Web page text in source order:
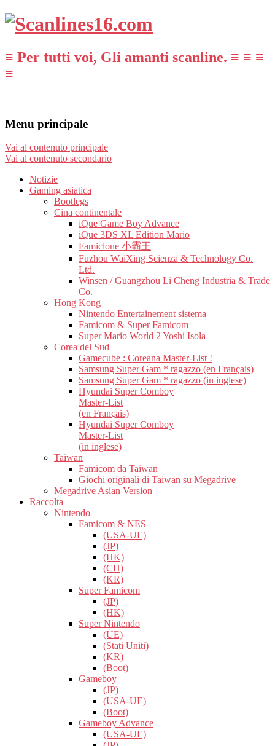
≡ Per tutti voi, Gli amanti scanline. ≡ ≡ ≡
≡
Menu principale
Vai al contenuto principale
Vai al contenuto secondario
Notizie
Gaming asiatica
Bootlegs
Cina continentale
iQue Game Boy Advance
iQue 3DS XL Edition Mario
Famiclone 小霸王
Fuzhou WaiXing Scienza & Technology Co.
Ltd.
Winsen / Guangzhou Li Cheng Industria & Trade
Co.
Hong Kong
Nintendo Entertainement sistema
Famicom & Super Famicom
Super Mario World 2 Yoshi Isola
Corea del Sud
Gamecube : Coreana Master-List !
Samsung Super Gam * ragazzo (en Français)
Samsung Super Gam * ragazzo (in inglese)
Hyundai Super Comboy
Master-List
(en Français)
Hyundai Super Comboy
Master-List
(in inglese)
Taiwan
Famicom da Taiwan
Giochi originali di Taiwan su Megadrive
Megadrive Asian Version
Raccolta
Nintendo
Famicom & NES
(USA-UE)
(JP)
(HK)
(CH)
(KR)
Super Famicom
(JP)
(HK)
Super Nintendo
(UE)
(Stati Uniti)
(KR)
(Boot)
Gameboy
(JP)
(USA-UE)
(Boot)
Gameboy Advance
(USA-UE)